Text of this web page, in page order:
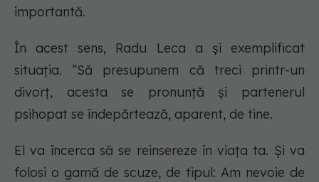
importantă.
În acest sens, Radu Leca a și exemplificat
situația. ”Să presupunem că treci printr-un
divorț, acesta se pronunță și partenerul
psihopat se îndepărtează, aparent, de tine.
El va încerca să se reinsereze în viața ta. Și va
folosi o gamă de scuze, de tipul: Am nevoie de